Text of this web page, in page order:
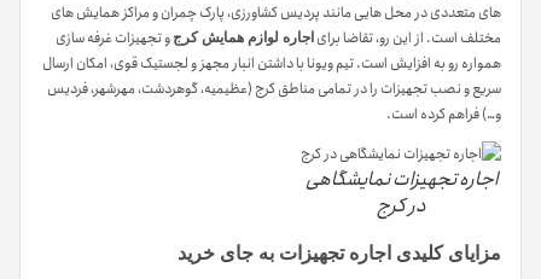
های متعددی در محل هایی مانند پردیس کشاورزی، پارک چمران و مراکز همایش های
مختلف است. از این رو، تقاضا برای اجاره لوازم همایش کرج و تجهیزات غرفه سازی
همواره رو به افزایش است. تیم ویونا با داشتن انبار مجهز و لجستیک قوی، امکان ارسال
سریع و نصب تجهیزات را در تمامی مناطق کرج (عظیمیه، گوهردشت، مهرشهر، فردیس
و…) فراهم کرده است.
اجاره تجهیزات نمایشگاهی
در کرج
مزایای کلیدی اجاره تجهیزات به جای خرید